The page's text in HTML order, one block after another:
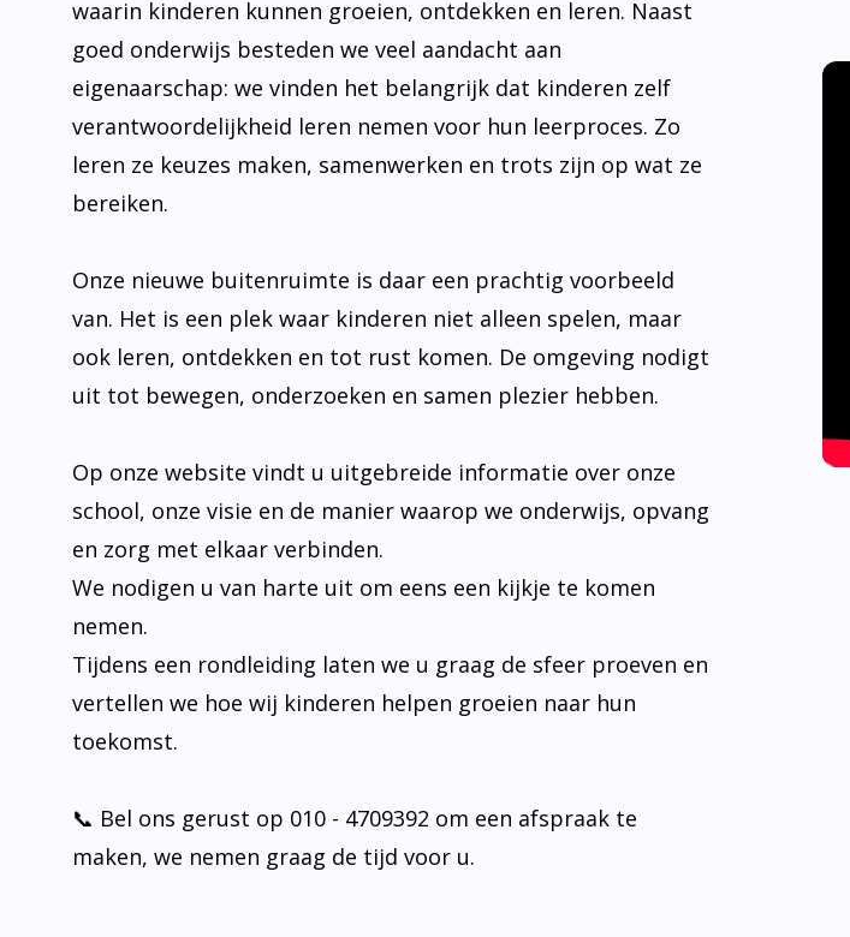
waarin kinderen kunnen groeien, ontdekken en leren. Naast
goed onderwijs besteden we veel aandacht aan
eigenaarschap: we vinden het belangrijk dat kinderen zelf
verantwoordelijkheid leren nemen voor hun leerproces. Zo
leren ze keuzes maken, samenwerken en trots zijn op wat ze
bereiken.
Onze nieuwe buitenruimte is daar een prachtig voorbeeld
van. Het is een plek waar kinderen niet alleen spelen, maar
ook leren, ontdekken en tot rust komen. De omgeving nodigt
uit tot bewegen, onderzoeken en samen plezier hebben.
Op onze website vindt u uitgebreide informatie over onze
school, onze visie en de manier waarop we onderwijs, opvang
en zorg met elkaar verbinden.
We nodigen u van harte uit om eens een kijkje te komen
nemen.
Tijdens een rondleiding laten we u graag de sfeer proeven en
vertellen we hoe wij kinderen helpen groeien naar hun
toekomst.
📞 Bel ons gerust op 010 - 4709392 om een afspraak te
maken, we nemen graag de tijd voor u.